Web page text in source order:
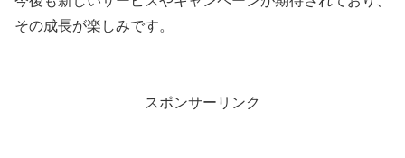
その成長が楽しみです。
スポンサーリンク